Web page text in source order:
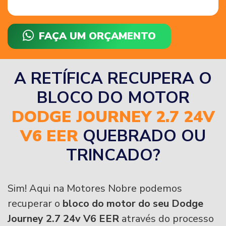
FAÇA UM ORÇAMENTO
A RETÍFICA RECUPERA O
BLOCO DO MOTOR
DODGE JOURNEY 2.7 24V
V6 EER QUEBRADO OU
TRINCADO?
Sim! Aqui na Motores Nobre podemos
recuperar o bloco do motor do seu Dodge
Journey 2.7 24v V6 EER através do processo